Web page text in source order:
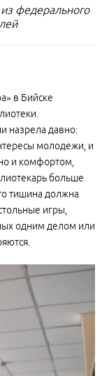
федерального
в Бийске
назрела давно:
молодежи, и
и комфортом,
больше
тишина должна
игры,
одним делом или